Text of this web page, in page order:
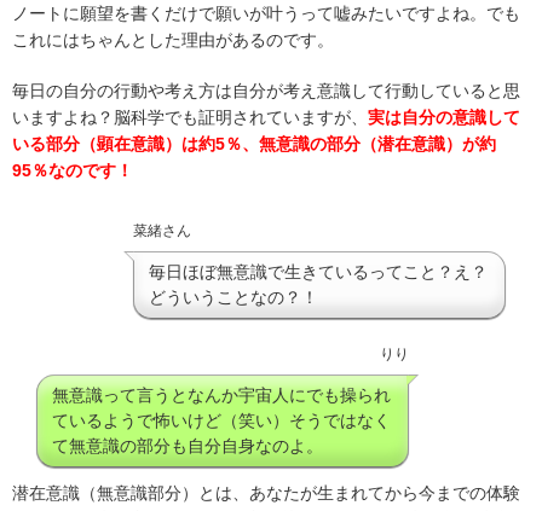
ノートに願望を書くだけで願いが叶うって嘘みたいですよね。でも
これにはちゃんとした理由があるのです。
毎日の自分の行動や考え方は自分が考え意識して行動していると思
いますよね？脳科学でも証明されていますが、 実は自分の意識して
いる部分（顕在意識）は約5％、無意識の部分（潜在意識）が約
95％なのです！
菜緒さん
毎日ほぼ無意識で生きているってこと？え？
どういうことなの？！
りり
無意識って言うとなんか宇宙人にでも操られ
ているようで怖いけど（笑い）そうではなく
て無意識の部分も自分自身なのよ。
潜在意識（無意識部分）とは、あなたが生まれてから今までの体験